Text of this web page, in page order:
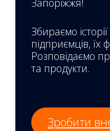
Запоріжжя!
Збираємо
підприємців, їх
Розповідаємо
та продукти.
Зробити